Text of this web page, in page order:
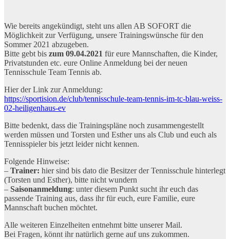
Wie bereits angekündigt, steht uns allen AB SOFORT die
Möglichkeit zur Verfügung, unsere Trainingswünsche für den
Sommer 2021 abzugeben.
Bitte gebt bis zum 09.04.2021 für eure Mannschaften, die Kinder,
Privatstunden etc. eure Online Anmeldung bei der neuen
Tennisschule Team Tennis ab.
Hier der Link zur Anmeldung:
https://sportision.de/club/tennisschule-team-tennis-im-tc-blau-weiss-
02-heiligenhaus-ev
Bitte bedenkt, dass die Trainingspläne noch zusammengestellt
werden müssen und Torsten und Esther uns als Club und euch als
Tennisspieler bis jetzt leider nicht kennen.
Folgende Hinweise:
– Trainer: hier sind bis dato die Besitzer der Tennisschule hinterlegt
(Torsten und Esther), bitte nicht wundern
– Saisonanmeldung: unter diesem Punkt sucht ihr euch das
passende Training aus, dass ihr für euch, eure Familie, eure
Mannschaft buchen möchtet.
Alle weiteren Einzelheiten entnehmt bitte unserer Mail.
Bei Fragen, könnt ihr natürlich gerne auf uns zukommen.